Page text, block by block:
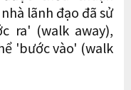
lãnh đạo đã sử
ra' (walk away),
'bước vào' (walk